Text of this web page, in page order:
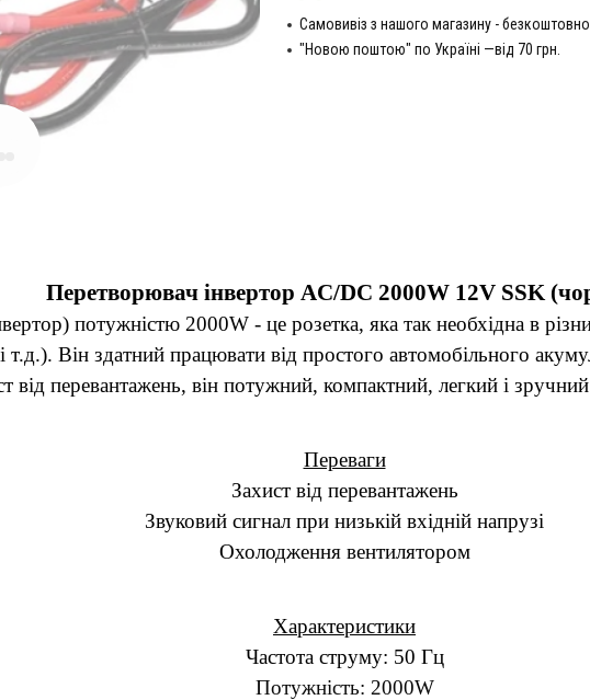
Самовивіз з нашого магазину -
"Новою поштою" по Україні —від 70 грн.
Перетворювач інвертор AC/DC 2000W 12V SSK
потужністю 2000W - це розетка, яка так необхідна в
Він здатний працювати від простого автомобільного
від перевантажень, він потужний, компактний, легкий і
Переваги
Захист від перевантажень
Звуковий сигнал при низькій вхідній напрузі
Охолодження вентилятором
Характеристики
Частота струму: 50 Гц
Потужність: 2000W